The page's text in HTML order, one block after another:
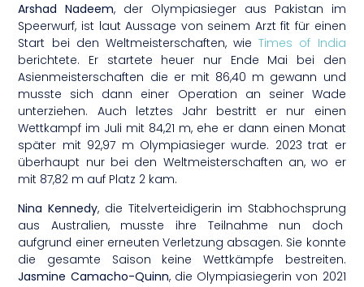
Arshad Nadeem, der Olympiasieger aus Pakistan im
Speerwurf, ist laut Aussage von seinem Arzt fit für einen
Start bei den Weltmeisterschaften, wieTimes of India
berichtete. Er startete heuer nur Ende Mai bei den
Asienmeisterschaften die er mit 86,40 m gewann und
musste sich dann einer Operation an seiner Wade
unterziehen. Auch letztes Jahr bestritt er nur einen
Wettkampf im Juli mit 84,21 m, ehe er dann einen Monat
später mit 92,97 m Olympiasieger wurde. 2023 trat er
überhaupt nur bei den Weltmeisterschaften an, wo er
mit 87,82 m auf Platz 2 kam.
Nina Kennedy, die Titelverteidigerin im Stabhochsprung
aus Australien, musste ihre Teilnahme nun doch
aufgrund einer erneuten Verletzung absagen. Sie konnte
die gesamte Saison keine Wettkämpfe bestreiten.
Jasmine Camacho-Quinn, die Olympiasiegerin von 2021